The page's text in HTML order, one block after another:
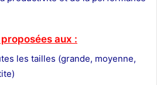
aux :
les tailles (grande, moyenne,